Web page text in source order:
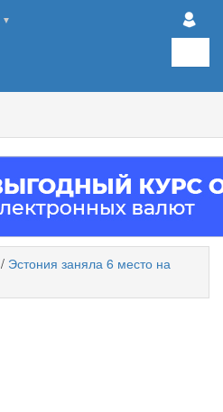
▼
/ Эстония заняла 6 место на